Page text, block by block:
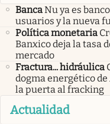
BancaNu ya es
usuarios y la nueva
Política monetaria
Banxico deja la tasa
mercado
Fractura... hidráulica
dogma energético de
la puerta al fracking
Actualidad